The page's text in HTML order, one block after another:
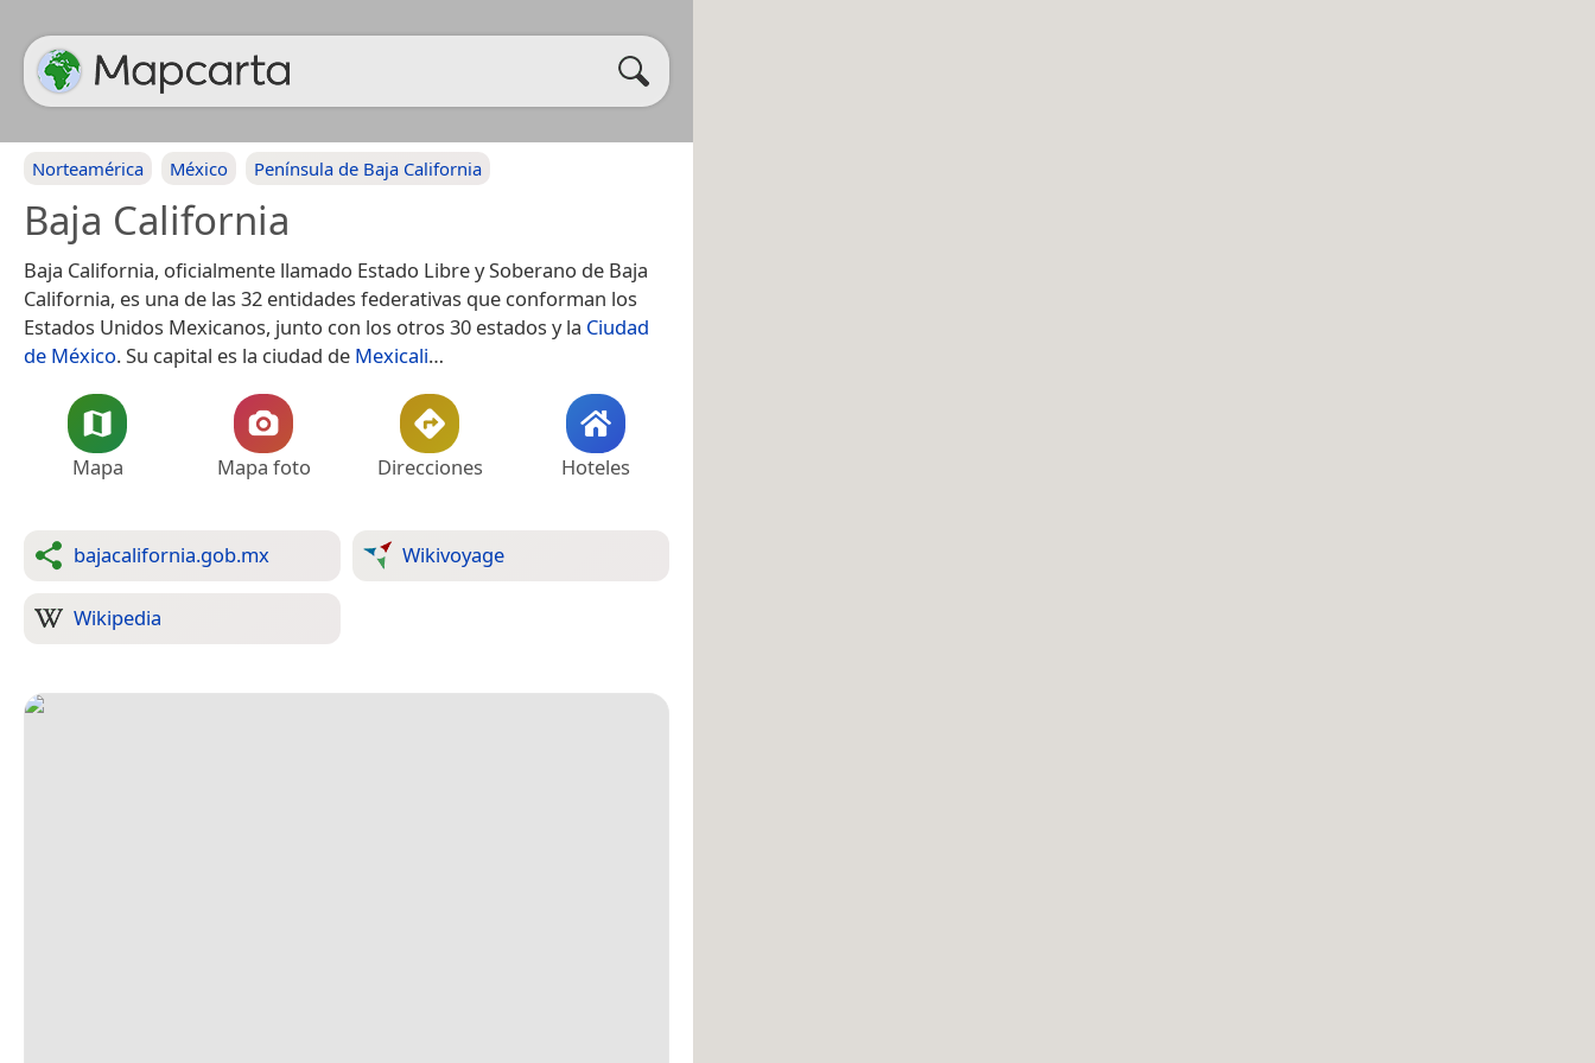
Norteamérica México Península de Baja California
Baja California
Baja California, oficialmente llamado Estado Libre y Soberano de Baja
California, es una de las 32 entidades federativas que conforman los
Estados Unidos Mexicanos, junto con los otros 30 estados y la Ciudad
de México.​​ Su capital es la ciudad de Mexicali…
Mapa Mapa foto Direcciones Hoteles
bajacalifornia.gob.mx Wikivoyage
Wikipedia